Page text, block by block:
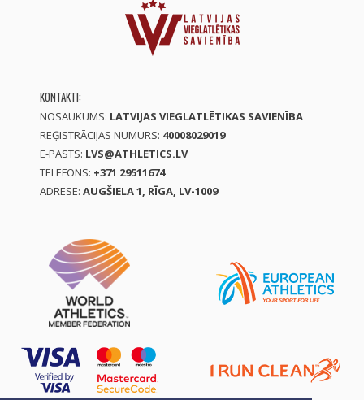
KONTAKTI:
NOSAUKUMS: LATVIJAS VIEGLATLĒTIKAS SAVIENĪBA
REĢISTRĀCIJAS NUMURS: 40008029019
E-PASTS: LVS@ATHLETICS.LV
TELEFONS: +371 29511674
ADRESE: AUGŠIELA 1, RĪGA, LV-1009